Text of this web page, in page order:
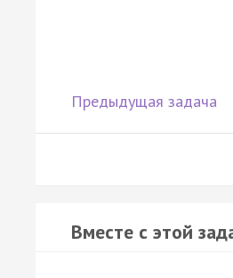
Предыдущая задача
Вместе с этой